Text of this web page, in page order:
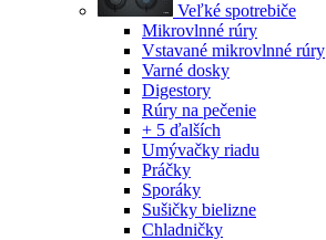
Veľké spotrebiče
Mikrovlnné rúry
Vstavané mikrovlnné rúry
Varné dosky
Digestory
Rúry na pečenie
+ 5 ďalších
Umývačky riadu
Práčky
Sporáky
Sušičky bielizne
Chladničky